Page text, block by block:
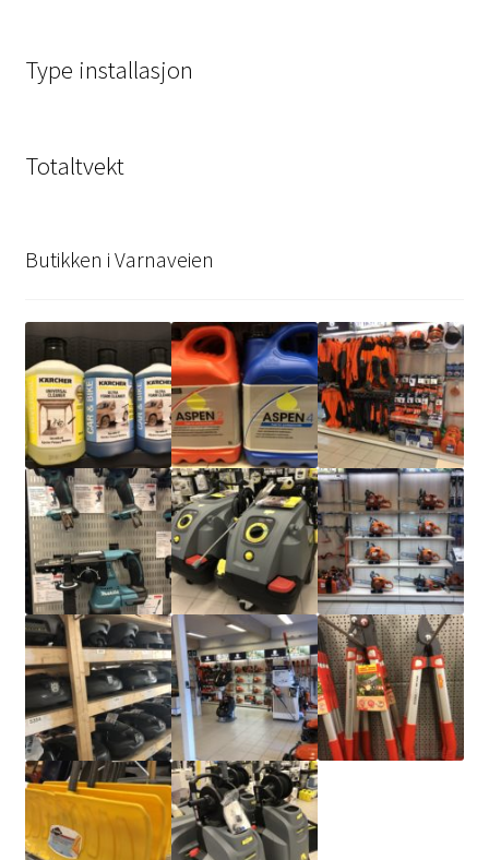
Type installasjon
Totaltvekt
Butikken i Varnaveien